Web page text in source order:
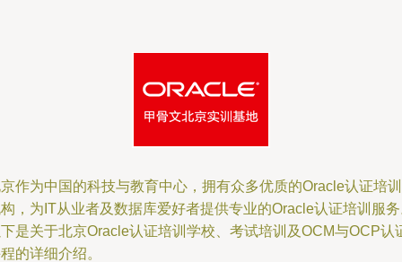
作为中国的科技与教育中心，拥有众多优质的Oracle认证培训
，为IT从业者及数据库爱好者提供专业的Oracle认证培训服
是关于北京Oracle认证培训学校、考试培训及OCM与OCP认
的详细介绍。